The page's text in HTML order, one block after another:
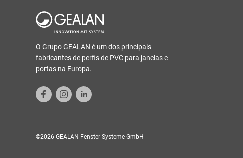
O Grupo GEALAN é um dos principais
fabricantes de perfis de PVC para janelas e
portas na Europa.
©2026 GEALAN Fenster-Systeme GmbH